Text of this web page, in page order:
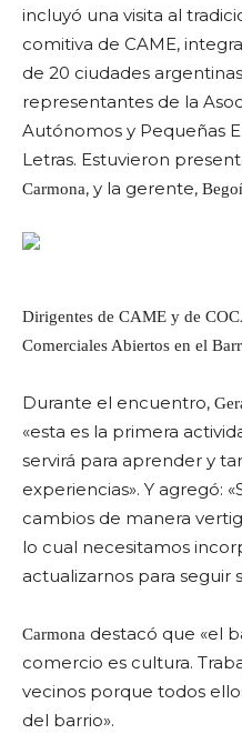
incluyó una visita al
comitiva de CAME,
de 20 ciudades
representantes de la
Autónomos y Pequeñas
Letras. Estuvieron
Carmona, y la gerente,
Dirigentes de CAME y de
Comerciales Abiertos en el
Durante el encuentro,
«esta es la primera
servirá para aprender y
experiencias». Y agregó:
cambios de manera
lo cual necesitamos
actualizarnos para seguir
Carmona destacó que «el
comercio es cultura.
vecinos porque todos
del barrio».